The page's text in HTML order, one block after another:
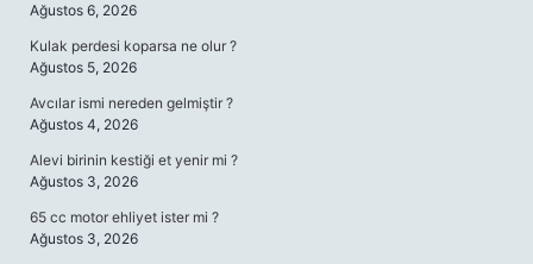
Ağustos 6, 2026
Kulak perdesi koparsa ne olur ?
Ağustos 5, 2026
Avcılar ismi nereden gelmiştir ?
Ağustos 4, 2026
Alevi birinin kestiği et yenir mi ?
Ağustos 3, 2026
65 cc motor ehliyet ister mi ?
Ağustos 3, 2026